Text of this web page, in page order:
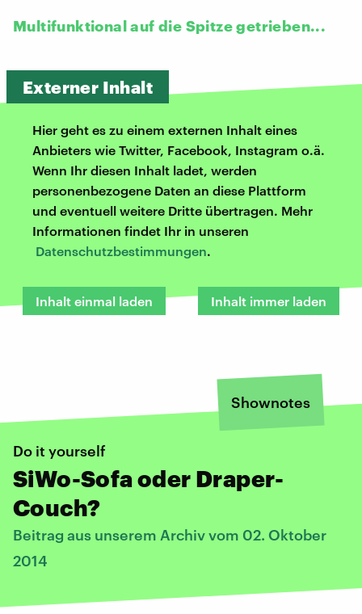
Multifunktional auf die Spitze getrieben...
Externer Inhalt
Hier geht es zu einem externen Inhalt eines
Anbieters wie Twitter, Facebook, Instagram o.ä.
Wenn Ihr diesen Inhalt ladet, werden
personenbezogene Daten an diese Plattform
und eventuell weitere Dritte übertragen. Mehr
Informationen findet Ihr in unseren
Datenschutzbestimmungen.
Inhalt einmal laden Inhalt immer laden
Shownotes
Do it yourself
SiWo-Sofa oder Draper-
Couch?
Beitrag aus unserem Archiv vom 02. Oktober
2014